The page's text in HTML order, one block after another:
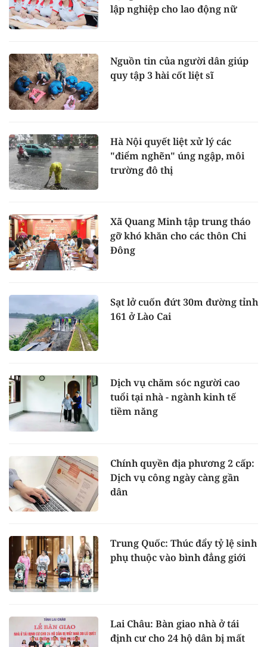
lập nghiệp cho lao động nữ
Nguồn tin của người dân giúp
quy tập 3 hài cốt liệt sĩ
Hà Nội quyết liệt xử lý các
"điểm nghẽn" úng ngập, môi
trường đô thị
Xã Quang Minh tập trung tháo
gỡ khó khăn cho các thôn Chi
Đông
Sạt lở cuốn đứt 30m đường tỉnh
161 ở Lào Cai
Dịch vụ chăm sóc người cao
tuổi tại nhà - ngành kinh tế
tiềm năng
Chính quyền địa phương 2 cấp:
Dịch vụ công ngày càng gần
dân
Trung Quốc: Thúc đẩy tỷ lệ sinh
phụ thuộc vào bình đẳng giới
Lai Châu: Bàn giao nhà ở tái
định cư cho 24 hộ dân bị mất